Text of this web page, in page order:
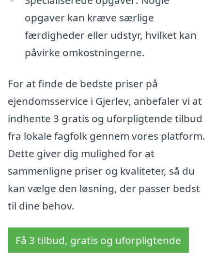
opgaver kan kræve særlige
færdigheder eller udstyr, hvilket kan
påvirke omkostningerne.
For at finde de bedste priser på
ejendomsservice i Gjerlev, anbefaler vi at
indhente 3 gratis og uforpligtende tilbud
fra lokale fagfolk gennem vores platform.
Dette giver dig mulighed for at
sammenligne priser og kvaliteter, så du
kan vælge den løsning, der passer bedst
til dine behov.
Få 3 tilbud, gratis og uforpligtende